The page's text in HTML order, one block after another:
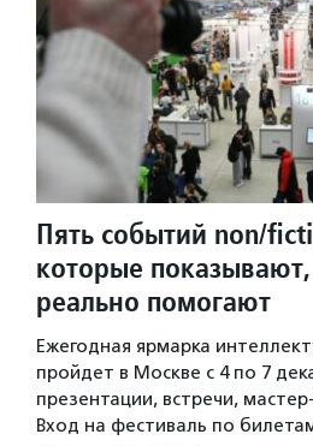
Пять событий non/
которые
реально помогают
Ежегодная ярмарка
пройдет в Москве с 4 по 7
презентации, встречи,
Вход на фестиваль по